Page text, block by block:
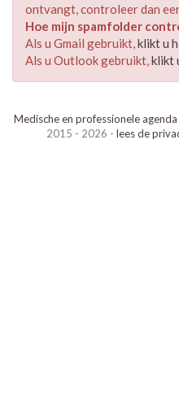
ontvangt, controleer dan
Hoe mijn spamfolder
Als u Gmail gebruikt,klikt u
Als u Outlook gebruikt,klikt
Medische en professionele
2015 - 2026 - lees de